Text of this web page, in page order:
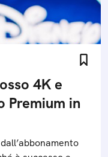
4K e
Premium in